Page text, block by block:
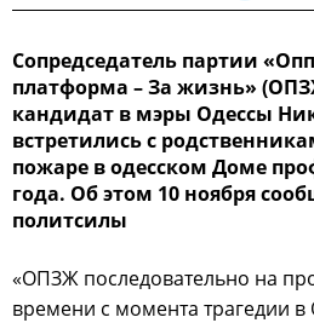
Сопредседатель партии
платформа – За жизнь»
кандидат в мэры Одессы
встретились с
пожаре в одесском Доме
года. Об этом 10 ноября
политсилы
«ОПЗЖ последовательно на
времени с момента трагедии в